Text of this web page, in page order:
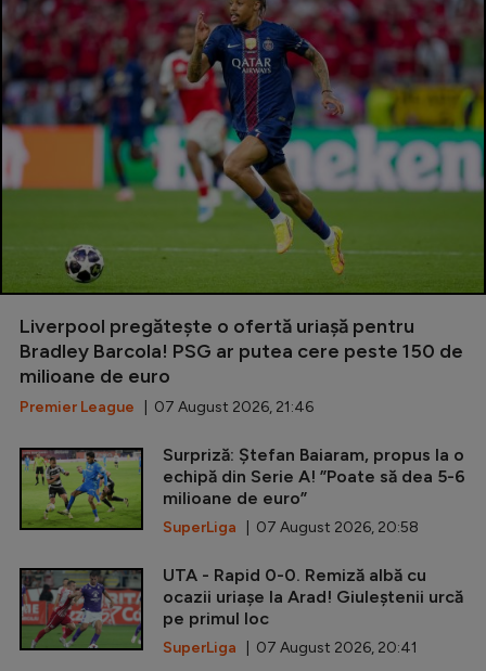
Liverpool pregătește o ofertă uriașă pentru
Bradley Barcola! PSG ar putea cere peste 150 de
milioane de euro
Premier League | 07 August 2026, 21:46
Surpriză: Ștefan Baiaram, propus la o
echipă din Serie A! ”Poate să dea 5-6
milioane de euro”
SuperLiga | 07 August 2026, 20:58
UTA - Rapid 0-0. Remiză albă cu
ocazii uriașe la Arad! Giuleștenii urcă
pe primul loc
SuperLiga | 07 August 2026, 20:41